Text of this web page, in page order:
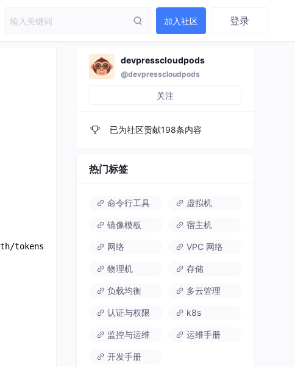
加入社区 登录
devpresscloudpods
@devpresscloudpods
关注
已为社区贡献198条内容
热门标签
命令行工具 虚拟机
镜像模板 宿主机
网络 VPC 网络
物理机 存储
负载均衡 多云管理
认证与权限 k8s
监控与运维 运维手册
开发手册